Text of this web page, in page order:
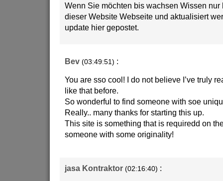
Wenn Sie möchten bis wachsen Wissen nur
dieser Website Webseite und aktualisiert
update hier gepostet.
Bev (03:49:51) :
You are sso cool! I do not believe I’ve truly
like that before.
So wonderful to find someone with soe
Really.. many thanks for starting this up.
This site is something that is requiredd on
someone with some originality!
jasa Kontraktor (02:16:40) :